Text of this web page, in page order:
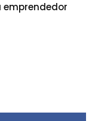
emprendedor